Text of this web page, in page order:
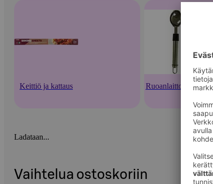
Keittiö ja kattaus Ruoanlaittovälineet
Ladataan...
Vaihtelua ostoskoriin